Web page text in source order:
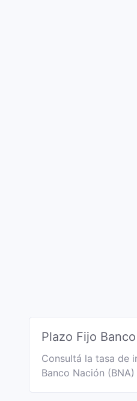
Plazo Fijo
Consultá la tasa de
Banco Nación